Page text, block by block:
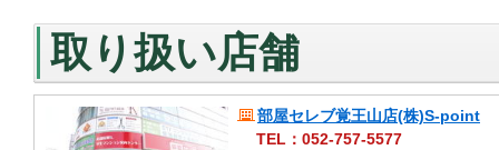
取り扱い店舗
部屋セレブ覚王山店(株)S-point
TEL：052-757-5577